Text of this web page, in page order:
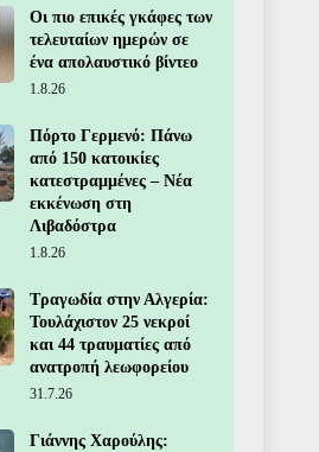
Οι πιο επικές γκάφες των
τελευταίων ημερών σε
ένα απολαυστικό βίντεο
1.8.26
Πόρτο Γερμενό: Πάνω
από 150 κατοικίες
κατεστραμμένες – Νέα
εκκένωση στη
Λιβαδόστρα
1.8.26
Τραγωδία στην Αλγερία:
Τουλάχιστον 25 νεκροί
και 44 τραυματίες από
ανατροπή λεωφορείου
31.7.26
Γιάννης Χαρούλης: